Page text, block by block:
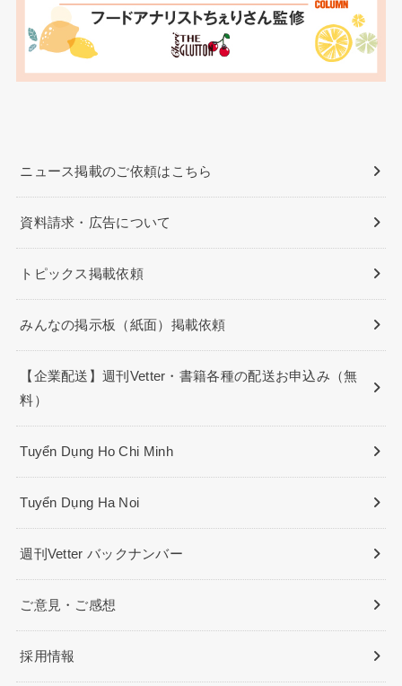
ニュース掲載のご依頼はこちら
資料請求・広告について
トピックス掲載依頼
みんなの掲示板（紙面）掲載依頼
【企業配送】週刊Vetter・書籍各種の配送お申込み（無
料）
Tuyển Dụng Ho Chi Minh
Tuyển Dụng Ha Noi
週刊Vetter バックナンバー
ご意見・ご感想
採用情報